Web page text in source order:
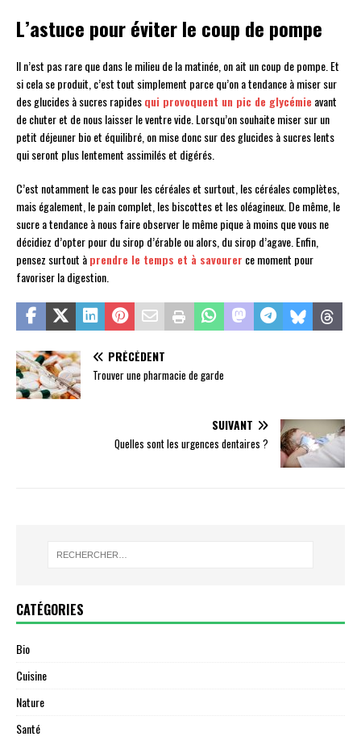
L’astuce pour éviter le coup de pompe
Il n’est pas rare que dans le milieu de la matinée, on ait un coup de pompe. Et
si cela se produit, c’est tout simplement parce qu’on a tendance à miser sur
des glucides à sucres rapidesqui provoquent un pic de glycémie avant
de chuter et de nous laisser le ventre vide. Lorsqu’on souhaite miser sur un
petit déjeuner bio et équilibré, on mise donc sur des glucides à sucres lents
qui seront plus lentement assimilés et digérés.
C’est notamment le cas pour les céréales et surtout, les céréales complètes,
mais également, le pain complet, les biscottes et les oléagineux. De même, le
sucre a tendance à nous faire observer le même pique à moins que vous ne
décidiez d’opter pour du sirop d’érable ou alors, du sirop d’agave. Enfin,
pensez surtout àprendre le temps et à savourer ce moment pour
favoriser la digestion.
PRÉCÉDENT
Trouver une pharmacie de garde
SUIVANT
Quelles sont les urgences dentaires ?
CATÉGORIES
Bio
Cuisine
Nature
Santé